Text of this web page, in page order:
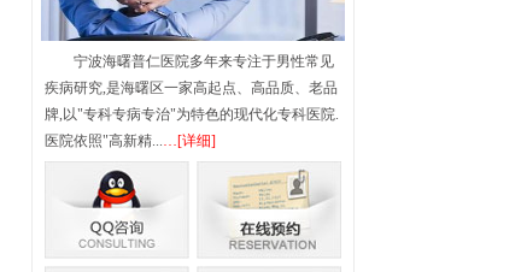
宁波海曙普仁医院多年来专注于男性常见
疾病研究,是海曙区一家高起点、高品质、老品
牌,以"专科专病专治"为特色的现代化专科医院.
医院依照"高新精...…[详细]